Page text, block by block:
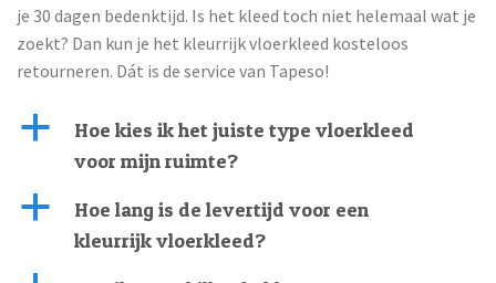
je 30 dagen bedenktijd. Is het kleed toch niet helemaal wat je
zoekt? Dan kun je het kleurrijk vloerkleed kosteloos
retourneren. Dát is de service van Tapeso!
a
Hoe kies ik het juiste type vloerkleed
voor mijn ruimte?
a
Hoe lang is de levertijd voor een
kleurrijk vloerkleed?